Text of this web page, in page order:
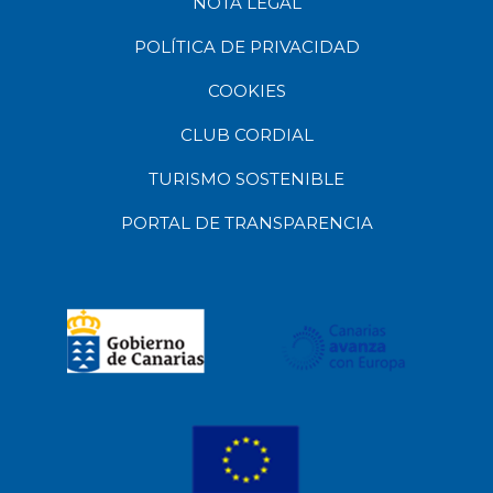
POLÍTICA DE PRIVACIDAD
COOKIES
CLUB CORDIAL
TURISMO SOSTENIBLE
PORTAL DE TRANSPARENCIA